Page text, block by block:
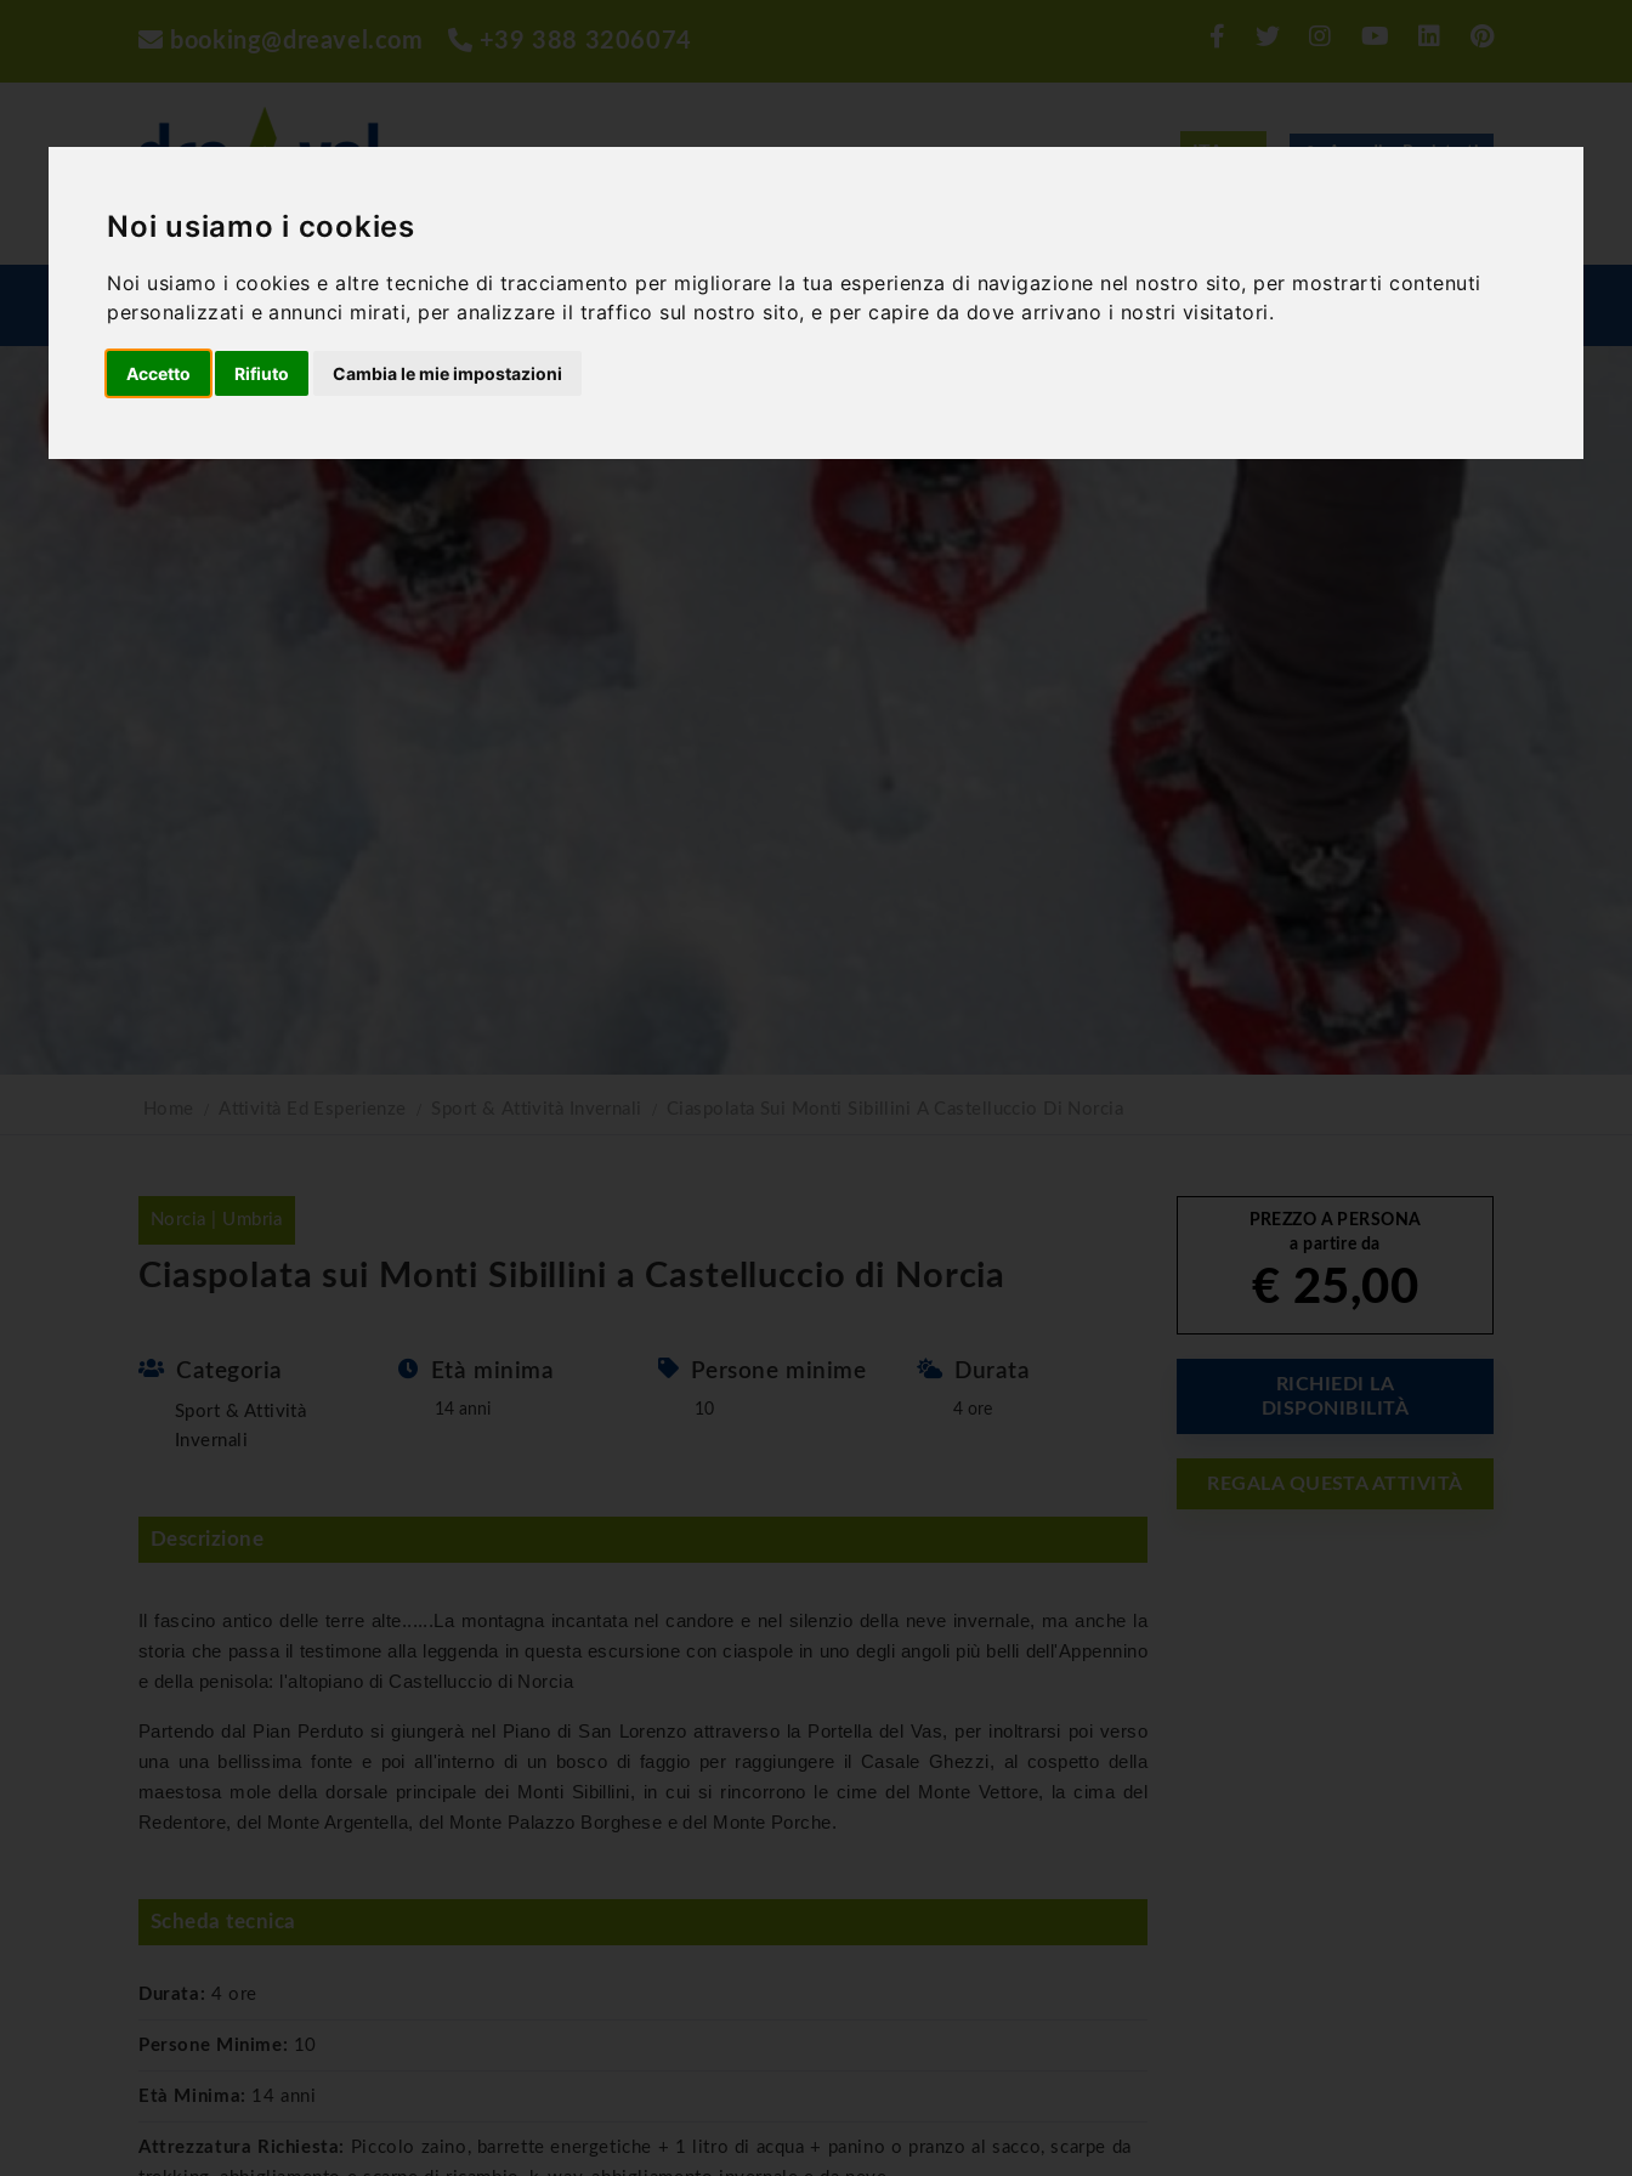
Noi usiamo i cookies
Noi usiamo i cookies e altre tecniche di tracciamento per migliorare la tua esperienza di navigazione nel nostro sito, per mostrarti contenuti
personalizzati e annunci mirati, per analizzare il traffico sul nostro sito, e per capire da dove arrivano i nostri visitatori.
Accetto Rifiuto Cambia le mie impostazioni
booking@dreavel.com +39 388 3206074
ATTIVITÀ ED ESPERIENZE STRUTTURE PROPOSTE DI VIAGGIO PROPOSTE DIDATTICHE INCENTIVE E TEAM BUILDING GIFT EXPERIENCE
Norcia | Umbria
Ciaspolata sui Monti Sibillini a Castelluccio di Norcia
Categoria
Sport & Attività
Invernali
Età minima
14 anni
Persone minime
10
Durata
4 ore
Descrizione
Il fascino antico delle terre alte......La montagna incantata nel candore e nel silenzio della neve invernale, ma anche la
storia che passa il testimone alla leggenda in questa escursione con ciaspole in uno degli angoli più belli dell'Appennino
e della penisola: l'altopiano di Castelluccio di Norcia
Partendo dal Pian Perduto si giungerà nel Piano di San Lorenzo attraverso la Portella del Vas, per inoltrarsi poi verso
una una bellissima fonte e poi all'interno di un bosco di faggio per raggiungere il Casale Ghezzi, al cospetto della
maestosa mole della dorsale principale dei Monti Sibillini, in cui si rincorrono le cime del Monte Vettore, la cima del
Redentore, del Monte Argentella, del Monte Palazzo Borghese e del Monte Porche.
Scheda tecnica
Durata: 4 ore
Persone Minime: 10
Età Minima: 14 anni
Attrezzatura Richiesta:
Piccolo zaino, barrette energetiche + 1 litro di acqua + panino o pranzo al sacco, scarpe da
PREZZO A PERSONA
a partire da
€ 25,00
RICHIEDI LA
DISPONIBILITÀ
REGALA QUESTA ATTIVITÀ